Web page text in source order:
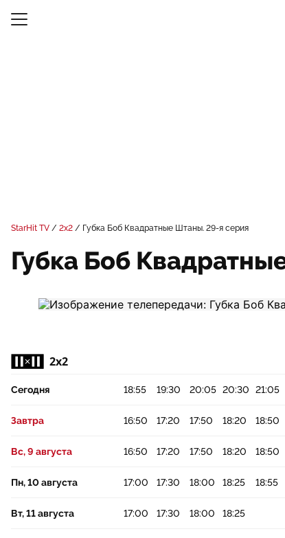
StarHit TV 2x2 Губка Боб Квадратные Штаны. 29-я серия
Губка Боб
2x2
Сегодня 18:55 19:30 20:05 20:30 21:05
Завтра 16:50 17:20 17:50 18:20 18:50
Вс, 9 августа 16:50 17:20 17:50 18:20 18:50
Пн, 10 августа 17:00 17:30 18:00 18:25 18:55
Вт, 11 августа 17:00 17:30 18:00 18:25